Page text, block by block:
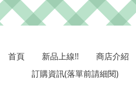
首頁 新品上線!! 商店介紹
訂購資訊(落單前請細閱)